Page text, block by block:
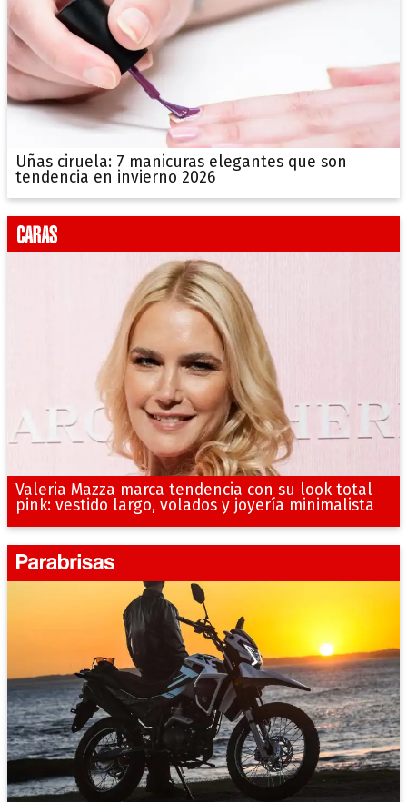
Uñas ciruela: 7 manicuras elegantes que son
tendencia en invierno 2026
Valeria Mazza marca tendencia con su look total
pink: vestido largo, volados y joyería minimalista